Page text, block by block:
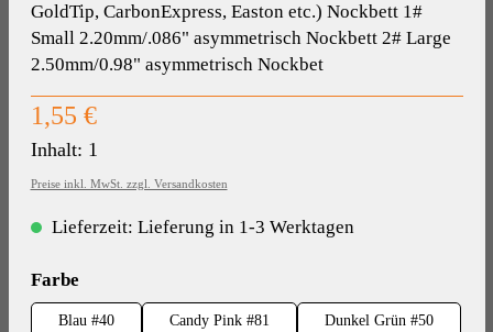
GoldTip, CarbonExpress, Easton etc.) Nockbett 1#
Small 2.20mm/.086" asymmetrisch Nockbett 2# Large
2.50mm/0.98" asymmetrisch Nockbet
Regulärer Preis:
1,55 €
Inhalt: 1
Preise inkl. MwSt. zzgl. Versandkosten
Lieferzeit: Lieferung in 1-3 Werktagen
Farbeauswählen
Blau #40 Candy Pink #81
Dunkel Grün #50